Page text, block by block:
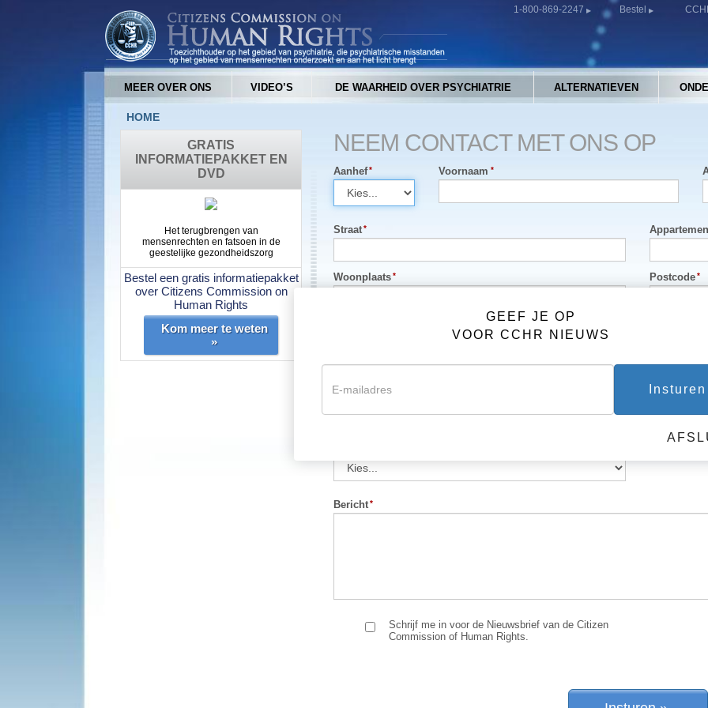
1-800-869-2247 Bestel
MEER OVER ONS VIDEO’S DE WAARHEID OVER PSYCHIATRIE ALTERNATIEVEN
HOME
NEEM CONTACT MET ONS OP
Aanhef Voornaam
Straat
Woonplaats Postcode
E-mailadres
Bericht
Schrijf me in voor de Nieuwsbrief van de Citizen
Commission of Human Rights.
GRATIS
INFORMATIEPAKKET EN
DVD
Het terugbrengen van
mensenrechten en fatsoen in de
geestelijke gezondheidszorg
Bestel een gratis informatiepakket
over Citizens Commission on
Human Rights
Kom meer te weten
»
GEEF JE OP
VOOR CCHR NIEUWS
Insturen